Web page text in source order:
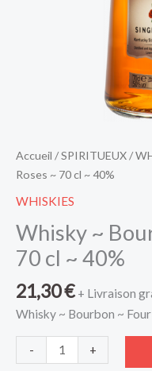
Accueil /SPIRITUEUX/
Roses ~ 70 cl ~ 40%
WHISKIES
Whisky ~
70 cl ~ 40%
21,30€ + Livraison
Whisky ~ Bourbon ~
- +